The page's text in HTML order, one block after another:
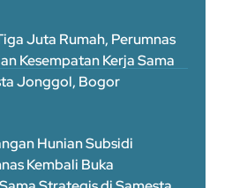
Juta Rumah, Perumnas
Kesempatan Kerja Sama
Jonggol, Bogor
Hunian Subsidi
Kembali Buka